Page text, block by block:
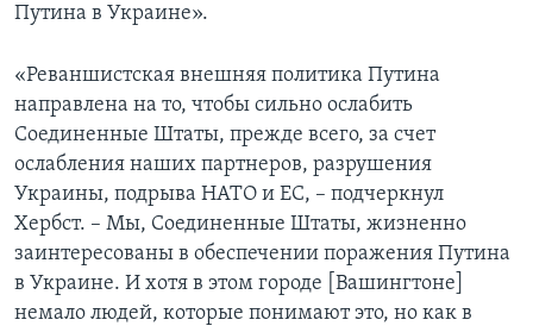
Путина в Украине».
«Реваншистская внешняя политика Путина
направлена на то, чтобы сильно ослабить
Соединенные Штаты, прежде всего, за счет
ослабления наших партнеров, разрушения
Украины, подрыва НАТО и ЕС, – подчеркнул
Хербст. – Мы, Соединенные Штаты, жизненно
заинтересованы в обеспечении поражения Путина
в Украине. И хотя в этом городе [Вашингтоне]
немало людей, которые понимают это, но как в